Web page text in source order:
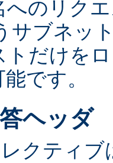
へのリク
サブネッ
トだけを
です。
ヘッダ
クティブ